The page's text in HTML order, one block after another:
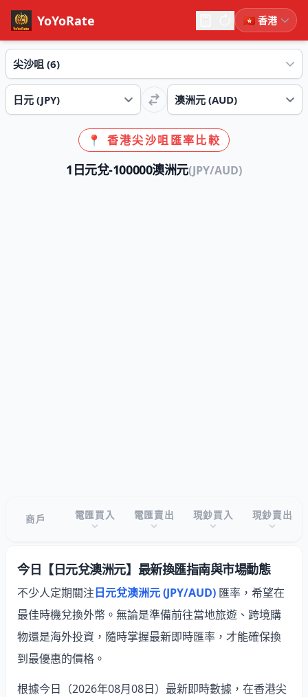
YoYoRate
📍 香港尖沙咀匯率比較
1日元兌-100000澳洲元(JPY/AUD)
商戶 電匯買入 電匯賣出 現鈔買入 現鈔賣出
今日【日元兌澳洲元】最新換匯指南與市場動態
不少人定期關注日元兌澳洲元 (JPY/AUD) 匯率，希望在
最佳時機兌換外幣。無論是準備前往當地旅遊、跨境購
物還是海外投資，隨時掌握最新即時匯率，才能確保換
到最優惠的價格。
根據今日（2026年08月08日）最新即時數據，在香港尖